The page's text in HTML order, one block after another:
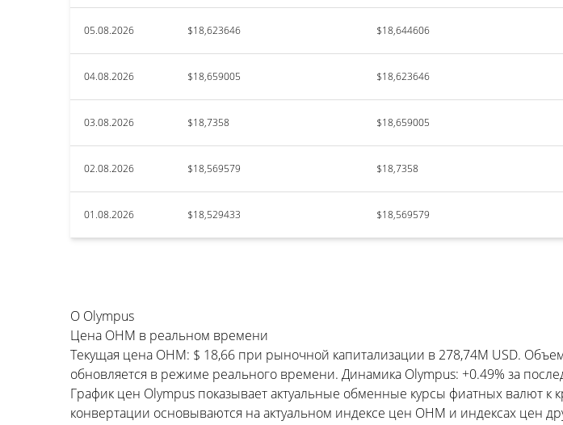
05.08.2026 $18,623646 $18,644606
04.08.2026 $18,659005 $18,623646
03.08.2026 $18,7358 $18,659005
02.08.2026 $18,569579 $18,7358
01.08.2026 $18,529433 $18,569579
О Olympus
Цена OHM в реальном времени
Текущая цена OHM: $ 18,66 при рыночной капитализации в 278,74M USD.
обновляется в режиме реального времени. Динамика Olympus: +0.49% за
График цен Olympus показывает актуальные обменные курсы фиатных валют к
конвертации основываются на актуальном индексе цен OHM и индексах цен